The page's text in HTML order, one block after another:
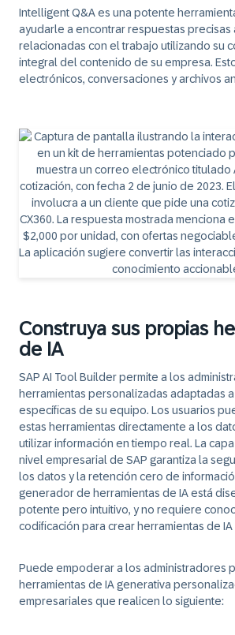
Intelligent Q&Aes una potente
ayudarle a encontrar respuestas precisas
relacionadas con el trabajo utilizando su
integral del contenido de su empresa.
electrónicos, conversaciones y archivos
Construya sus propias
de IA
SAP AI Tool Builderpermite a los
herramientas personalizadas adaptadas
específicas de su equipo. Los usuarios
estas herramientas directamente a los
utilizar información en tiempo real. La
nivel empresarial de SAP garantiza la
los datos y la retención cero de
generador de herramientas de IA está
potente pero intuitivo, y no requiere
codificación para crear herramientas de IA
Puede empoderar a los administradores
herramientas de IA generativa
empresariales que realicen lo siguiente: